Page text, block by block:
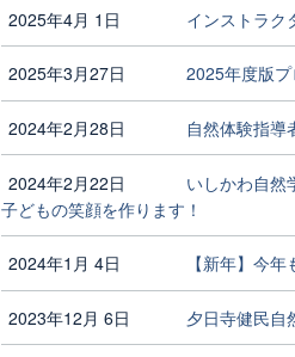
2025年4月 1日 インストラク
2025年3月27日 2025年度版プ
2024年2月28日 自然体験指導
2024年2月22日
いしかわ自然
子どもの笑顔を作ります！
2024年1月 4日 【新年】今
2023年12月 6日 夕日寺健民自